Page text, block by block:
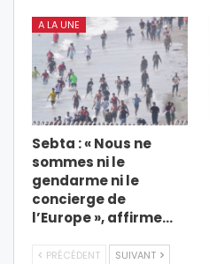
A LA UNE
Sebta : « Nous ne
sommes ni le
gendarme ni le
concierge de
l’Europe », affirme…
PRÉCÉDENT SUIVANT